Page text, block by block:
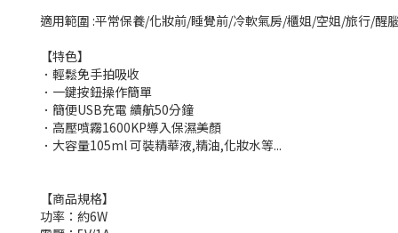
適用範圍 :平常保養/化妝前/睡覺前/冷軟氣房/櫃姐/空姐/旅行/醒
【特色】
．輕鬆免手拍吸收
．一鍵按鈕操作簡單
．簡便USB充電 續航50分鐘
．高壓噴霧1600KP導入保濕美顏
．大容量105ml 可裝精華液,精油,化妝水等...
【商品規格】
功率：約6W